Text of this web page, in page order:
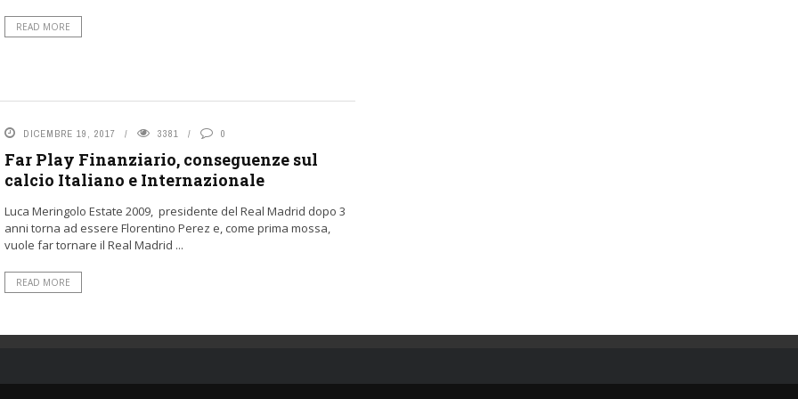
READ MORE
DICEMBRE 19, 2017 3381 0
Far Play Finanziario, conseguenze sul
calcio Italiano e Internazionale
Luca Meringolo Estate 2009, presidente del Real Madrid dopo 3
anni torna ad essere Florentino Perez e, come prima mossa,
vuole far tornare il Real Madrid ...
READ MORE